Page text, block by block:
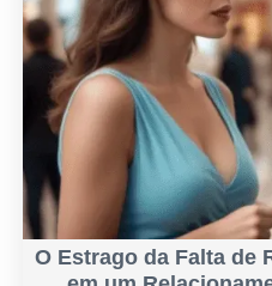
O Estrago da Falta de